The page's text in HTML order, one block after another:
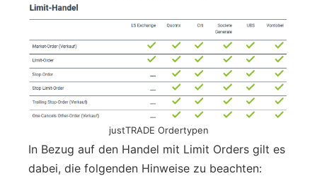
justTRADE Ordertypen
In Bezug auf den Handel mit Limit Orders gilt es
dabei, die folgenden Hinweise zu beachten: